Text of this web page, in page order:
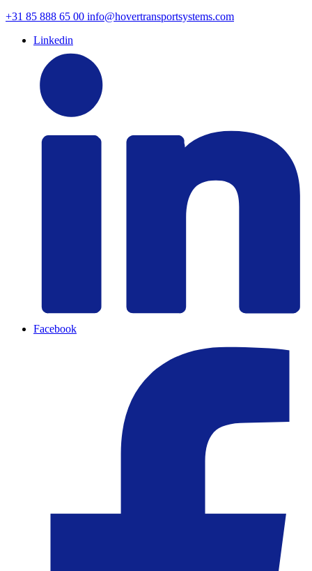
+31 85 888 65 00 info@hovertransportsystems.com
Linkedin
Facebook